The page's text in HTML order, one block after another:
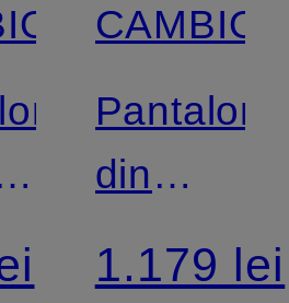
CAMBIO
Pantaloni
din
jersey
1.179 lei